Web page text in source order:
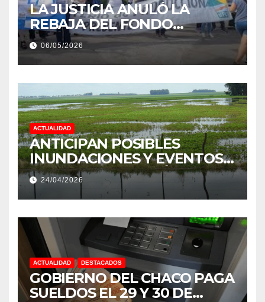
LA JUSTICIA ANULÓ LA
REBAJA DEL FONDO
ESTÍMULO A EMPLEADOS DE
PRODUCCIÓN DE LA
PROVINCIA DEL CHACO
06/05/2026
ACTUALIDAD
ANTICIPAN POSIBLES
INUNDACIONES Y EVENTOS
EXTREMOS: “PODRÍA SER UN
NIÑO MUY IMPORTANTE”
24/04/2026
ACTUALIDAD DESTACADOS
GOBIERNO DEL CHACO PAGA
SUELDOS EL 29 Y 30 DE